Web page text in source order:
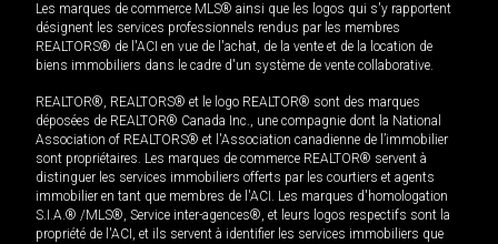
Les marques de commerce MLS® ainsi que les logos qui s'y rapportent
désignent les services professionnels rendus par les membres
REALTORS® de l'ACI en vue de l'achat, de la vente et de la location de
biens immobiliers dans le cadre d'un système de vente collaborative.
REALTOR®, REALTORS® et le logo REALTOR® sont des marques
déposées de REALTOR® Canada Inc., une compagnie dont la National
Association of REALTORS® et l'Association canadienne de l’immobilier
sont propriétaires. Les marques de commerce REALTOR® servent à
distinguer les services immobiliers offerts par les courtiers et agents
immobilier en tant que membres de l'ACI. Les marques d'homologation
S.I.A.® /MLS®, Service inter-agences®, et leurs logos respectifs sont la
propriété de l'ACI, et ils servent à identifier les services immobiliers que